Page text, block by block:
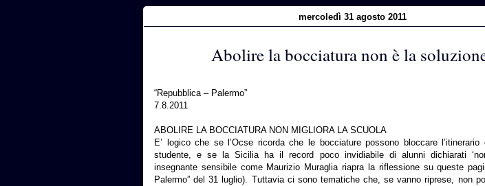
mercoledì 31 agosto 2011
Abolire la bocciatura non è la
“Repubblica – Palermo”
7.8.2011
ABOLIRE LA BOCCIATURA NON MIGLIORA LA SCUOLA
E’ logico che se l’Ocse ricorda che le bocciature possono bloccare
studente, e se la Sicilia ha il record poco invidiabile di alunni dichiarati
insegnante sensibile come Maurizio Muraglia riapra la riflessione su queste
Palermo” del 31 luglio). Tuttavia ci sono tematiche che, se vanno riprese, non